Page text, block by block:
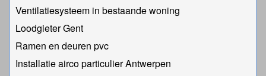
Ventilatiesysteem in bestaande woning
Loodgieter Gent
Ramen en deuren pvc
Installatie airco particulier Antwerpen